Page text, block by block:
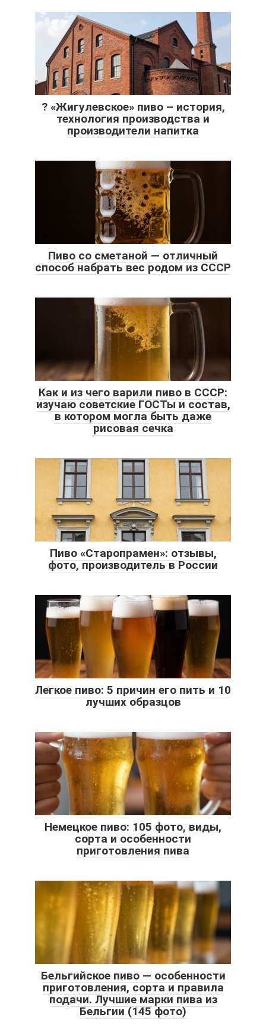
? «Жигулевское» пиво – история,
технология производства и
производители напитка
Пиво со сметаной — отличный
способ набрать вес родом из СССР
Как и из чего варили пиво в СССР:
изучаю советские ГОСТы и состав,
в котором могла быть даже
рисовая сечка
Пиво «Старопрамен»: отзывы,
фото, производитель в России
Легкое пиво: 5 причин его пить и 10
лучших образцов
Немецкое пиво: 105 фото, виды,
сорта и особенности
приготовления пива
Бельгийское пиво — особенности
приготовления, сорта и правила
подачи. Лучшие марки пива из
Бельгии (145 фото)